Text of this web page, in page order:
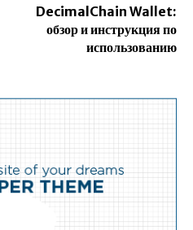
DecimalChain Wallet:
обзор и инструкция по
использованию